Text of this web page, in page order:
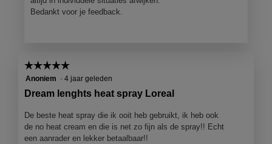
Bedankt voor je feedback.
☆☆☆☆☆
☆☆☆☆☆
5
van
sterren.
Anoniem · 4 jaar geleden
Dream lenghts heat spray Loreal
De beste heat spray die ik ooit heb gebruikt, ik heb ook
de no heat cream en die is net zo fijn als de spray!! Echt
een aanrader en lekker betaalbaar!!